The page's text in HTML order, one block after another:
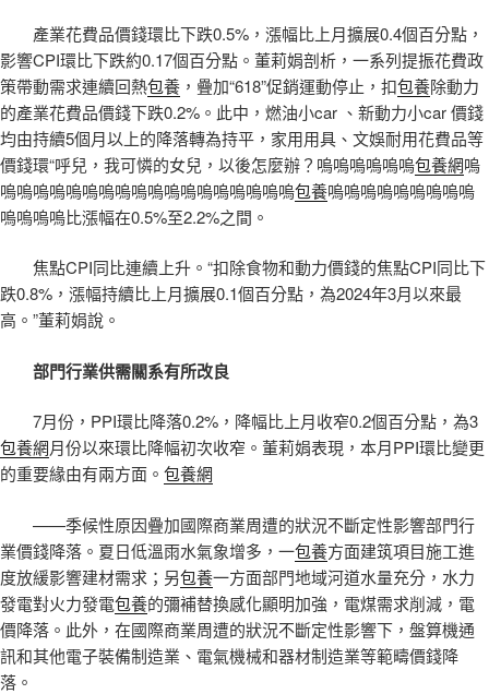
產業花費品價錢環比下跌0.5%，漲幅比上月擴展0.4個百分點，
影響CPI環比下跌約0.17個百分點。董莉娟剖析，一系列提振花費政
策帶動需求連續回熱包養 ，疊加“618”促銷運動停止，扣包養除動力
的產業花費品價錢下跌0.2%。此中，燃油小car 、新動力小car 價錢
均由持續5個月以上的降落轉為持平，家用用具、文娛耐用花費品等
價錢環“呼兒，我可憐的女兒，以後怎麼辦？嗚嗚嗚嗚嗚嗚包養網嗚
嗚嗚嗚嗚嗚嗚嗚嗚嗚嗚嗚嗚嗚嗚嗚嗚嗚嗚包養嗚嗚嗚嗚嗚嗚嗚嗚嗚
嗚嗚嗚嗚比漲幅在0.5%至2.2%之間。
焦點CPI同比連續上升。“扣除食物和動力價錢的焦點CPI同比下
跌0.8%，漲幅持續比上月擴展0.1個百分點，為2024年3月以來最
高。”董莉娟說。
部門行業供需關系有所改良
7月份，PPI環比降落0.2%，降幅比上月收窄0.2個百分點，為3
包養網月份以來環比降幅初次收窄。董莉娟表現，本月PPI環比變更
的重要緣由有兩方面。 包養網
——季候性原因疊加國際商業周遭的狀況不斷定性影響部門行
業價錢降落。夏日低溫雨水氣象增多，一包養方面建筑項目施工進
度放緩影響建材需求；另包養一方面部門地域河道水量充分，水力
發電對火力發電包養的彌補替換感化顯明加強，電煤需求削減，電
價降落。此外，在國際商業周遭的狀況不斷定性影響下，盤算機通
訊和其他電子裝備制造業、電氣機械和器材制造業等範疇價錢降
落。